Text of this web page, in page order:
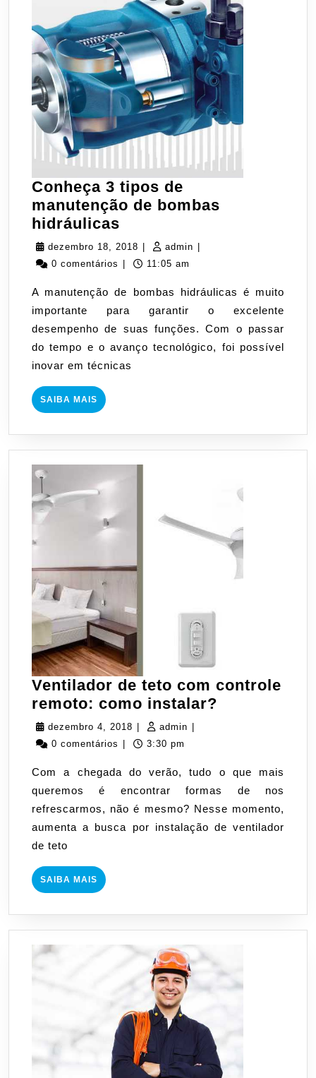
Conheça 3 tipos de
manutenção de bombas
hidráulicas
3
tipos
manutenção
de
bombas
hidráulicas
dezembro 18, 2018 dezembro
18,
admin admin
0 comentários
11:05 am
A manutenção de bombas hidráulicas é muito
importante para garantir o excelente
desempenho de suas funções. Com o passar
do tempo e o avanço tecnológico, foi possível
inovar em técnicas
SAIBA MAIS SAIBA
MAIS
Ventilador de teto com controle
remoto: como instalar?
controle
remoto:
como
instalar?
dezembro 4, 2018 dezembro
4,
admin admin
0 comentários
3:30 pm
Com a chegada do verão, tudo o que mais
queremos é encontrar formas de nos
refrescarmos, não é mesmo? Nesse momento,
aumenta a busca por instalação de ventilador
de teto
SAIBA MAIS SAIBA
MAIS